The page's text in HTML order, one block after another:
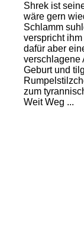
Shrek ist
wäre gern
Schlamm
verspricht
dafür aber
verschlagene
Geburt und
zum
Weit Weg ...